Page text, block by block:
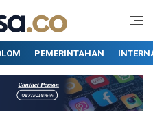
terpercaya
PEMERINTAHAN